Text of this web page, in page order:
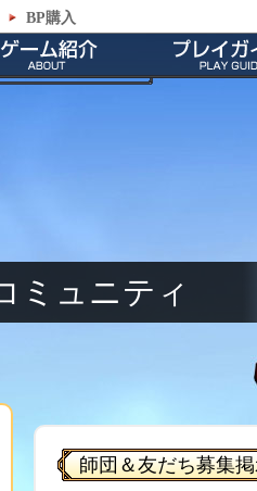
BP購入
ニティ - 師団＆友だち募集掲示板
ミュニティ
師団＆友だち募集